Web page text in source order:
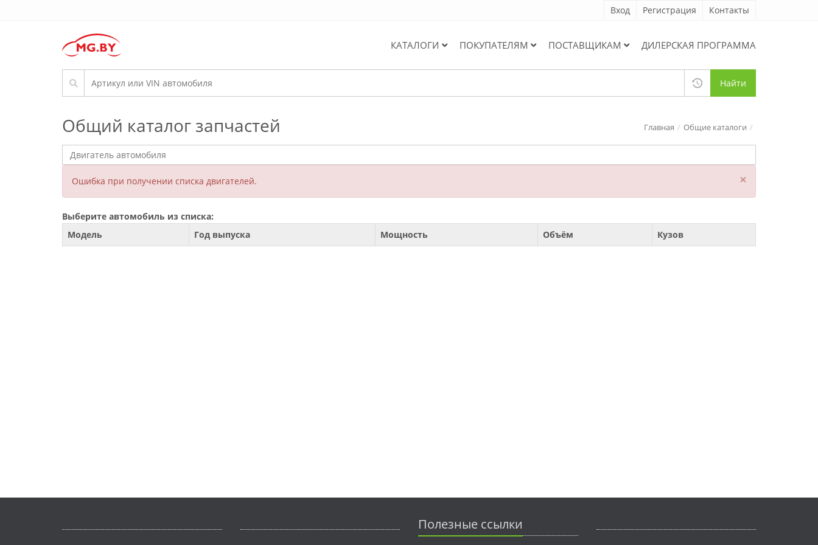
Вход Регистрация Контакты
КАТАЛОГИ ПОКУПАТЕЛЯМ ПОСТАВЩИКАМ ДИЛЕРСКАЯ ПРОГРАММА
Найти
Общий каталог запчастей Главная Общие каталоги
Ошибка при получении списка двигателей. ×
Выберите автомобиль из списка:
Модель
Год выпуска Мощность Объём Кузов
Полезные ссылки